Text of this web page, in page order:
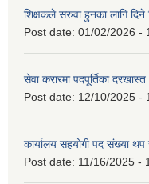
शिक्षकले सरुवा हुनका लागि
Post date: 01/02/2026 -
सेवा करारमा पदपूर्तिका
Post date: 12/10/2025 -
कार्यालय सहयोगी पद संख्या थप
Post date: 11/16/2025 -